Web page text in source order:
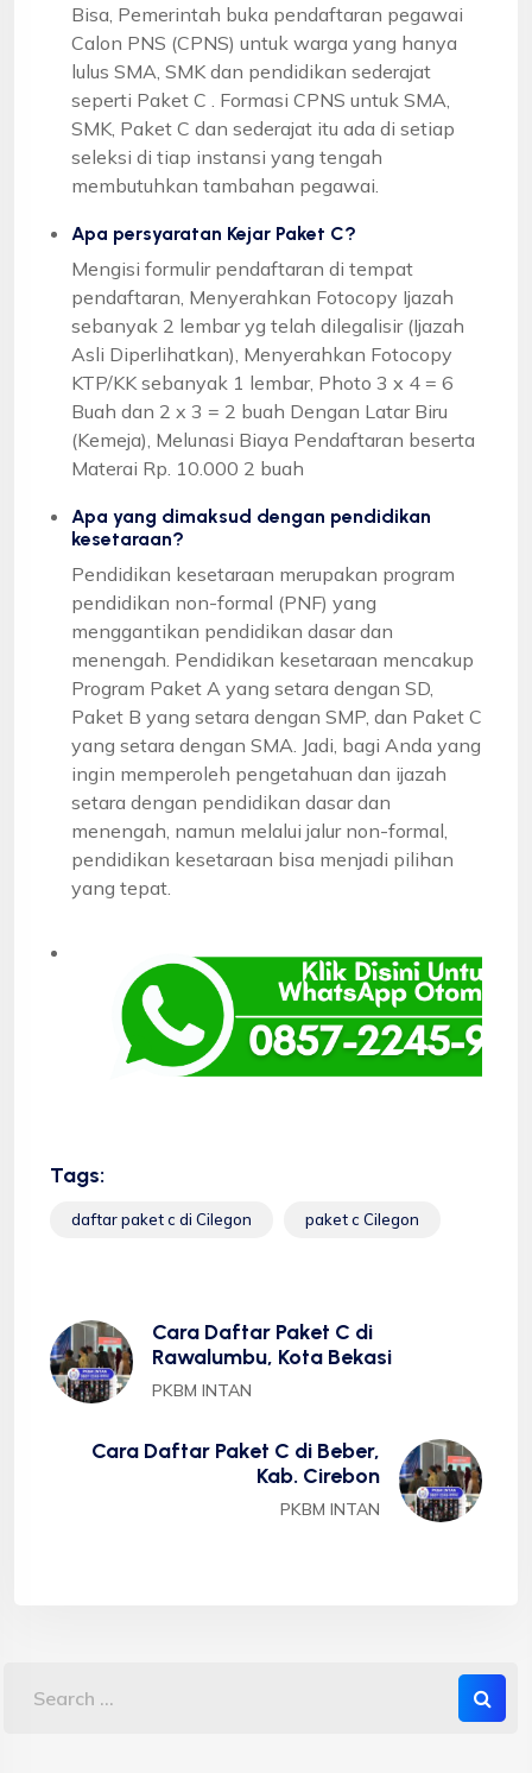
Bisa, Pemerintah buka pendaftaran pegawai
Calon PNS (CPNS) untuk warga yang hanya
lulus SMA, SMK dan pendidikan sederajat
seperti Paket C . Formasi CPNS untuk SMA,
SMK, Paket C dan sederajat itu ada di setiap
seleksi di tiap instansi yang tengah
membutuhkan tambahan pegawai.
Apa persyaratan Kejar Paket C?
Mengisi formulir pendaftaran di tempat
pendaftaran, Menyerahkan Fotocopy Ijazah
sebanyak 2 lembar yg telah dilegalisir (Ijazah
Asli Diperlihatkan), Menyerahkan Fotocopy
KTP/KK sebanyak 1 lembar, Photo 3 x 4 = 6
Buah dan 2 x 3 = 2 buah Dengan Latar Biru
(Kemeja), Melunasi Biaya Pendaftaran beserta
Materai Rp. 10.000 2 buah
Apa yang dimaksud dengan pendidikan
kesetaraan?
Pendidikan kesetaraan merupakan program
pendidikan non-formal (PNF) yang
menggantikan pendidikan dasar dan
menengah. Pendidikan kesetaraan mencakup
Program Paket A yang setara dengan SD,
Paket B yang setara dengan SMP, dan Paket C
yang setara dengan SMA. Jadi, bagi Anda yang
ingin memperoleh pengetahuan dan ijazah
setara dengan pendidikan dasar dan
menengah, namun melalui jalur non-formal,
pendidikan kesetaraan bisa menjadi pilihan
yang tepat.
Tags:
daftar paket c di Cilegon paket c Cilegon
Cara Daftar Paket C di
Rawalumbu, Kota Bekasi
PKBM INTAN
Cara Daftar Paket C di Beber,
Kab. Cirebon
PKBM INTAN